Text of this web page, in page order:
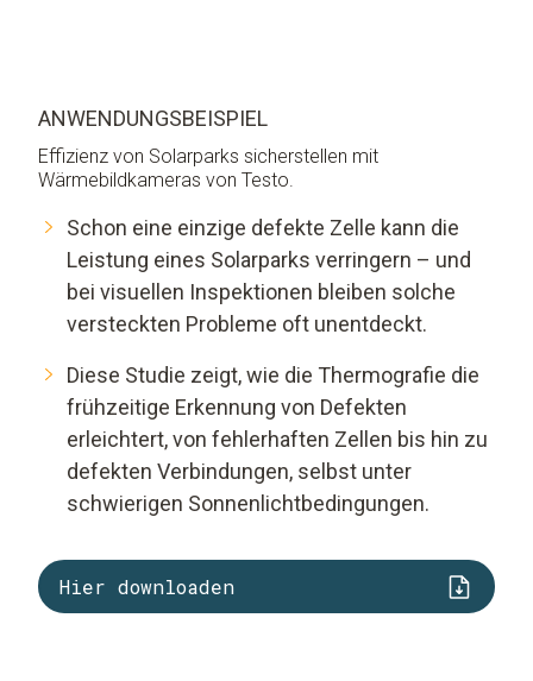
ANWENDUNGSBEISPIEL
Effizienz von Solarparks sicherstellen mit
Wärmebildkameras von Testo.
Schon eine einzige defekte Zelle kann die
Leistung eines Solarparks verringern – und
bei visuellen Inspektionen bleiben solche
versteckten Probleme oft unentdeckt.
Diese Studie zeigt, wie die Thermografie die
frühzeitige Erkennung von Defekten
erleichtert, von fehlerhaften Zellen bis hin zu
defekten Verbindungen, selbst unter
schwierigen Sonnenlichtbedingungen.
Hier downloaden